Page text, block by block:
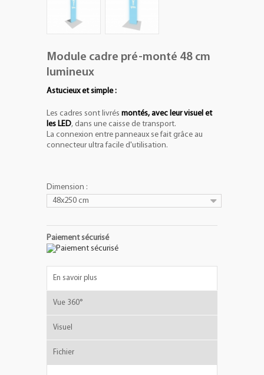
Module cadre pré-monté 48 cm
lumineux
Astucieux et simple :
Les cadres sont livrés montés, avec leur visuel et
les LED, dans une caisse de transport.
La connexion entre panneaux se fait grâce au
connecteur ultra facile d'utilisation.
Dimension :
48x250 cm
Paiement sécurisé
En savoir plus
Vue 360°
Visuel
Fichier